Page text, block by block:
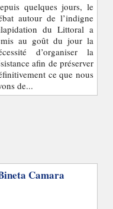
quelques jours, le
autour de l’indigne
du Littoral a
au goût du jour la
d’organiser la
afin de préserver
ce que nous
de...
Camara